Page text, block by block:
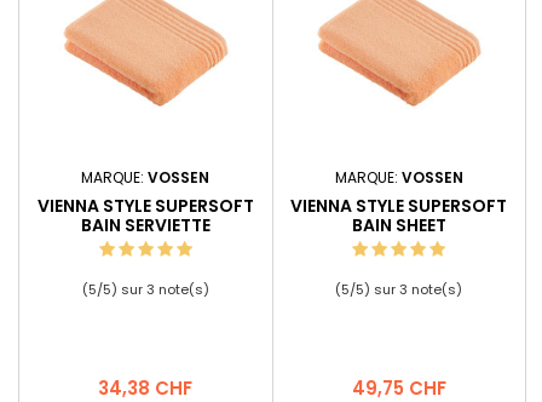
MARQUE:VOSSEN
VIENNA STYLE SUPERSOFT
BAIN SERVIETTE
(5/5) sur3 note(s)
Prix
34,38 CHF
MARQUE: VOSSEN
VIENNA STYLE SUPERSOFT
BAIN SHEET
(5/5) sur3 note(s)
Prix
49,75 CHF